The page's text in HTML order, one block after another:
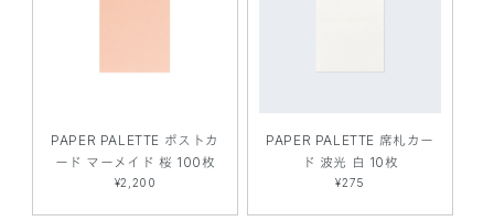
PAPER PALETTE ポストカ
ード マーメイド 桜 100枚
¥2,200
PAPER PALETTE 席札カー
ド 波光 白 10枚
¥275